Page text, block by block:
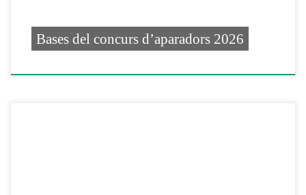
Bases del concurs d’aparadors 2026